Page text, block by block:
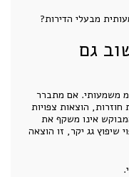
מבעלי הדירות?
גם
משמעותי. אם מתברר
חוזרות, הוצאות צפויות
אינו משקף את
שיפוץ גג יקר, זו הוצאה